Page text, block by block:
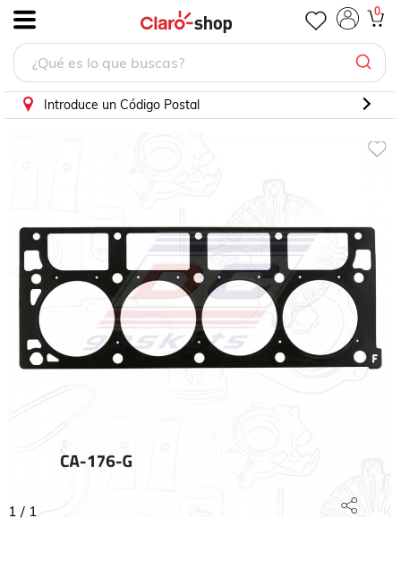
0
Introduce un Código Postal
1 / 1
Empaque Cabeza Para Chevrolet Caprice 2011 - 2017 (DC